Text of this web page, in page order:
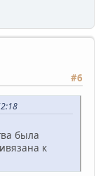
#6
была
к